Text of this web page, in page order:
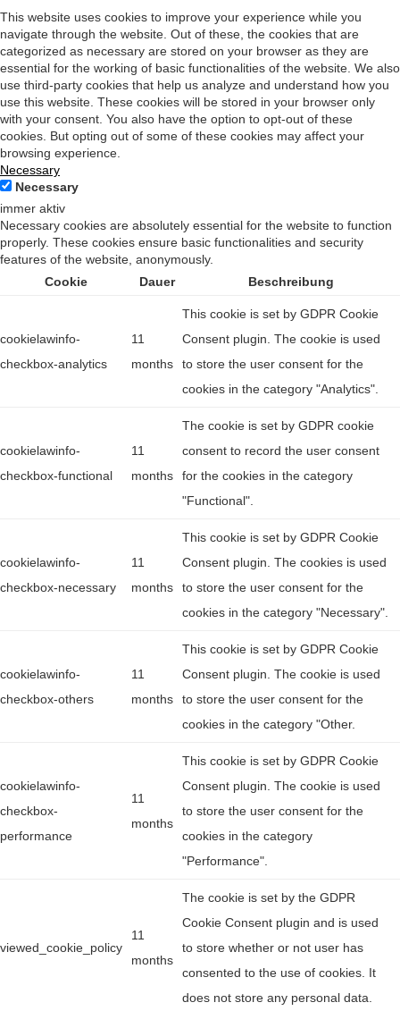
This website uses cookies to improve your experience while you
navigate through the website. Out of these, the cookies that are
categorized as necessary are stored on your browser as they are
essential for the working of basic functionalities of the website. We also
use third-party cookies that help us analyze and understand how you
use this website. These cookies will be stored in your browser only
with your consent. You also have the option to opt-out of these
cookies. But opting out of some of these cookies may affect your
browsing experience.
Necessary
Necessary
immer aktiv
Necessary cookies are absolutely essential for the website to function
properly. These cookies ensure basic functionalities and security
features of the website, anonymously.
Cookie
Dauer Beschreibung
cookielawinfo-
checkbox-analytics
11
months
This cookie is set by GDPR Cookie
Consent plugin. The cookie is used
to store the user consent for the
cookies in the category "Analytics".
cookielawinfo-
checkbox-functional
11
months
The cookie is set by GDPR cookie
consent to record the user consent
for the cookies in the category
"Functional".
cookielawinfo-
checkbox-necessary
11
months
This cookie is set by GDPR Cookie
Consent plugin. The cookies is used
to store the user consent for the
cookies in the category "Necessary".
cookielawinfo-
checkbox-others
11
months
This cookie is set by GDPR Cookie
Consent plugin. The cookie is used
to store the user consent for the
cookies in the category "Other.
cookielawinfo-
checkbox-
performance
11
months
This cookie is set by GDPR Cookie
Consent plugin. The cookie is used
to store the user consent for the
cookies in the category
"Performance".
viewed_cookie_policy
11
months
The cookie is set by the GDPR
Cookie Consent plugin and is used
to store whether or not user has
consented to the use of cookies. It
does not store any personal data.